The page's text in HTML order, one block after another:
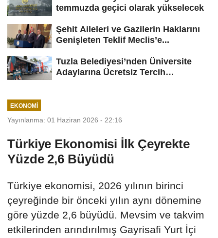
temmuzda geçici olarak yükselecek
Şehit Aileleri ve Gazilerin Haklarını
Genişleten Teklif Meclis’e...
Tuzla Belediyesi’nden Üniversite
Adaylarına Ücretsiz Tercih
EKONOMI
Yayınlanma: 01 Haziran 2026 - 22:16
Türkiye Ekonomisi İlk Çeyrekte
Yüzde 2,6 Büyüdü
Türkiye ekonomisi, 2026 yılının birinci
çeyreğinde bir önceki yılın aynı dönemine
göre yüzde 2,6 büyüdü. Mevsim ve takvim
etkilerinden arındırılmış Gayrisafi Yurt İçi